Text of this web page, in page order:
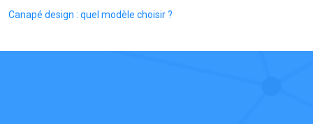
Canapé design : quel modèle choisir ?